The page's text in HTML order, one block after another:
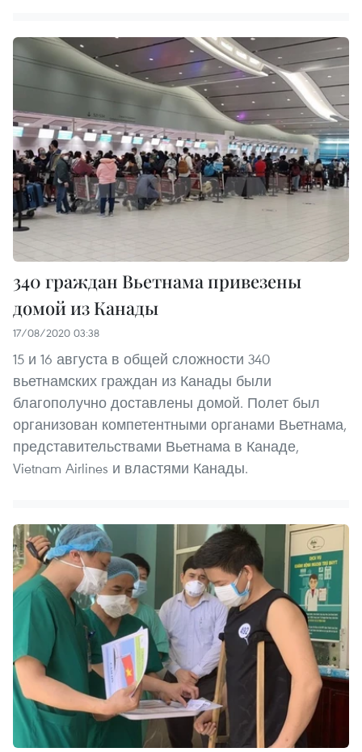
340 граждан Вьетнама привезены
домой из Канады
17/08/2020 03:38
15 и 16 августа в общей сложности 340
вьетнамских граждан из Канады были
благополучно доставлены домой. Полет был
организован компетентными органами Вьетнама,
представительствами Вьетнама в Канаде,
Vietnam Airlines и властями Канады.